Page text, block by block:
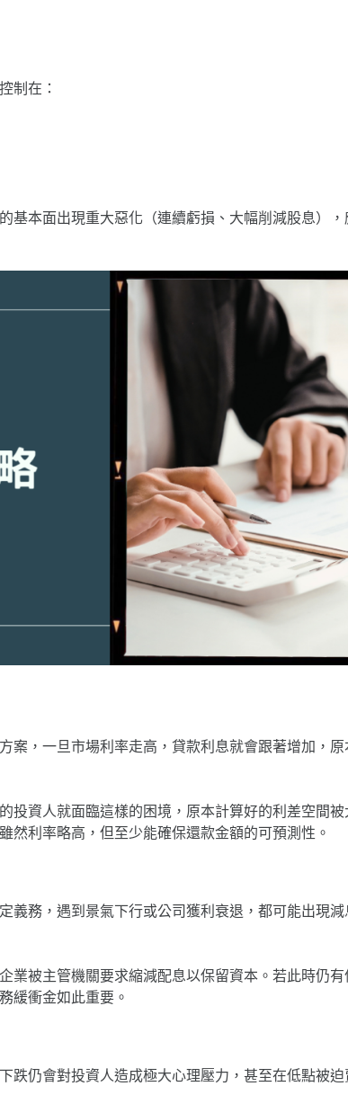
制在：
基本面出現重大惡化（連續虧損、大幅削減股息）
案，一旦市場利率走高，貸款利息就會跟著增加，原
投資人就面臨這樣的困境，原本計算好的利差空間被
然利率略高，但至少能確保還款金額的可預測性。
義務，遇到景氣下行或公司獲利衰退，都可能出現
業被主管機關要求縮減配息以保留資本。若此時仍有
緩衝金如此重要。
跌仍會對投資人造成極大心理壓力，甚至在低點被